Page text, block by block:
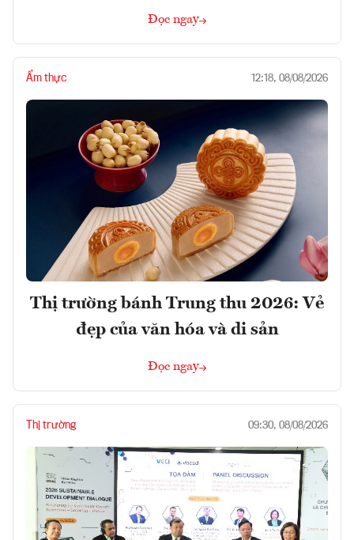
Đọc ngay
Ẩm thực 12:18, 08/08/2026
Thị trường bánh Trung thu 2026: Vẻ
đẹp của văn hóa và di sản
Đọc ngay
Thị trường 09:30, 08/08/2026